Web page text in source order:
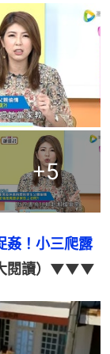
+5
姦！小三爬露
大閱讀）▼▼▼